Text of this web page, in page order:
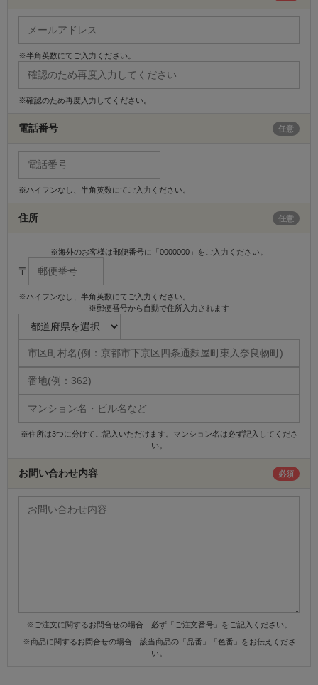
※半角英数にてご入力ください。
※確認のため再度入力してください。
電話番号 任意
※ハイフンなし、半角英数にてご入力ください。
住所 任意
※海外のお客様は郵便番号に「0000000」をご入力ください。
〒
※ハイフンなし、半角英数にてご入力ください。
※郵便番号から自動で住所入力されます
※住所は3つに分けてご記入いただけます。マンション名は必ず記入してくださ
い。
お問い合わせ内容 必須
※ご注文に関するお問合せの場合…必ず「ご注文番号」をご記入ください。
※商品に関するお問合せの場合…該当商品の「品番」「色番」をお伝えくださ
い。